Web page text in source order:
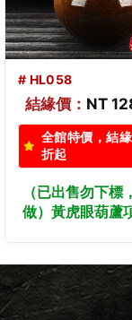
# HL057
結緣價： NT
全館特價，結
折起
（已出售勿下標
做）黃虎眼葫蘆
墜）。黃虎眼葫
HL057。客製化
黃虎眼葫蘆吊墜